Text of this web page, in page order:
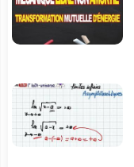
12:46